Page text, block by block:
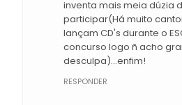
inventa mais meia dúzia
participar(Há muito
lançam CD's durante o
concurso logo ñ acho
desculpa)...enfim!
RESPONDER